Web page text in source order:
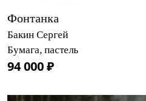
Фонтанка
Бакин Сергей
Бумага, пастель
94 000 ₽